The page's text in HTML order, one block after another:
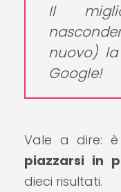
Il
nuovo)
Google!
Vale a dire: è
piazzarsi in
dieci risultati.